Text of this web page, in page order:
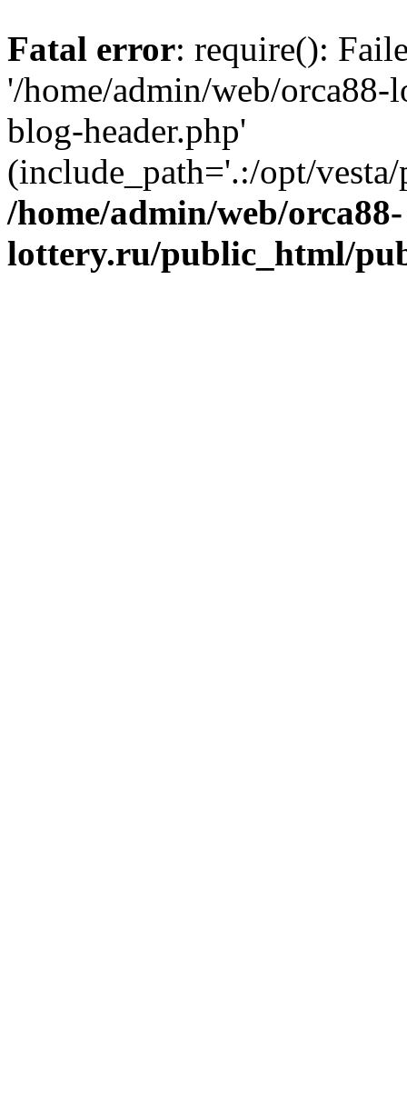
Fatal error: require():
'/home/admin/web/
blog-header.php'
(include_path='.:/opt/
/home/admin/web/orca88-
lottery.ru/public_html/